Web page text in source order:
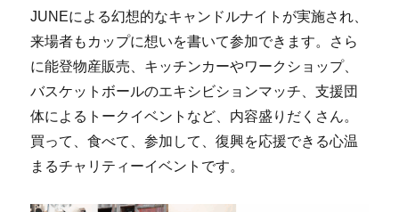
JUNEによる幻想的なキャンドルナイトが実施され、
来場者もカップに想いを書いて参加できます。さら
に能登物産販売、キッチンカーやワークショップ、
バスケットボールのエキシビションマッチ、支援団
体によるトークイベントなど、内容盛りだくさん。
買って、食べて、参加して、復興を応援できる心温
まるチャリティーイベントです。